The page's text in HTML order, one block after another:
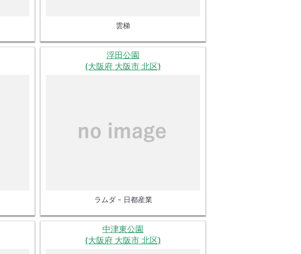
雲梯
浮田公園
(大阪府 大阪市 北区)
ラムダ - 日都産業
中津東公園
(大阪府 大阪市 北区)